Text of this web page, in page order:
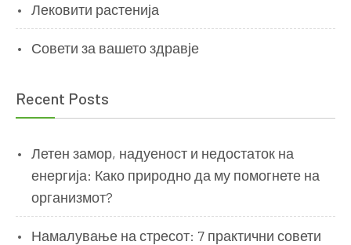
Лековити растенија
Совети за вашето здравје
Recent Posts
Летен замор, надуеност и недостаток на
енергија: Како природно да му помогнете на
организмот?
Намалување на стресот: 7 практични совети